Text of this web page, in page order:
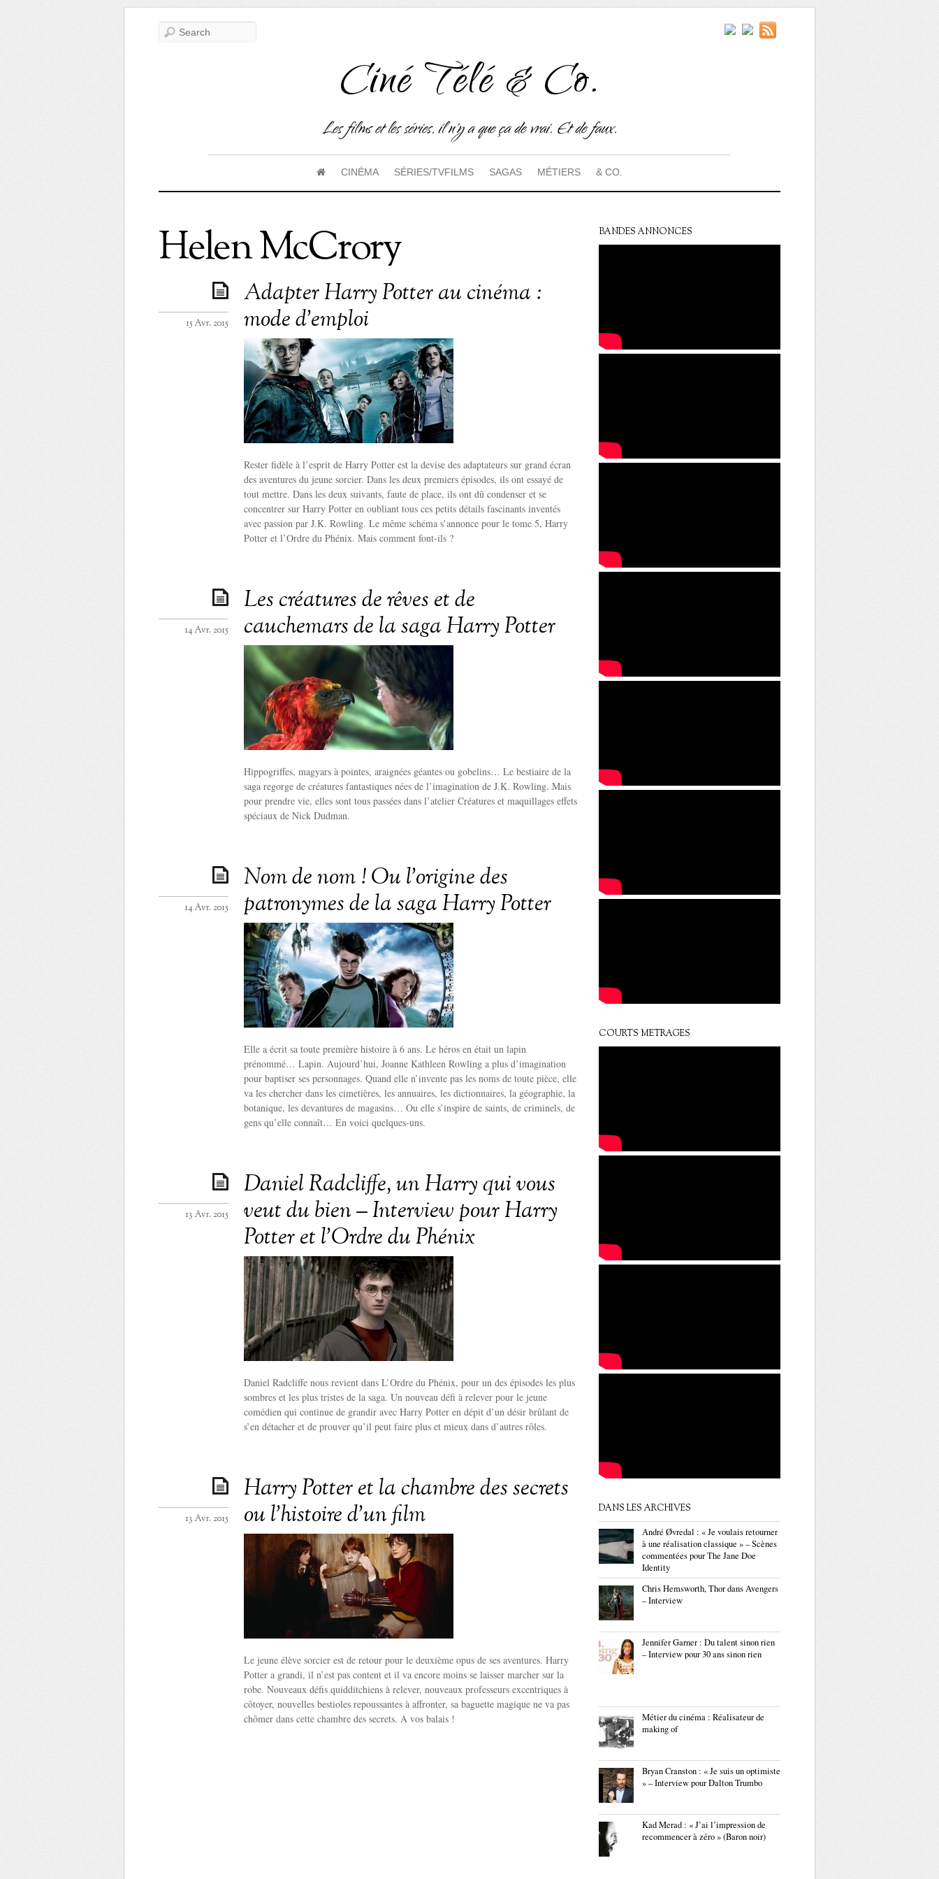
Ciné Télé & Co.
Les films et les séries, il n'y a que ça de vrai. Et de faux.
CINÉMA SÉRIES/TVFILMS SAGAS MÉTIERS & CO.
Helen McCrory
Adapter Harry Potter au cinéma :
mode d’emploi
15 Avr. 2015
Rester fidèle à l’esprit de Harry Potter est la devise des adaptateurs sur grand écran
des aventures du jeune sorcier. Dans les deux premiers épisodes, ils ont essayé de
tout mettre. Dans les deux suivants, faute de place, ils ont dû condenser et se
concentrer sur Harry Potter en oubliant tous ces petits détails fascinants inventés
avec passion par J.K. Rowling. Le même schéma s’annonce pour le tome 5, Harry
Potter et l’Ordre du Phénix. Mais comment font-ils ?
Les créatures de rêves et de
cauchemars de la saga Harry Potter
14 Avr. 2015
Hippogriffes, magyars à pointes, araignées géantes ou gobelins… Le bestiaire de la
saga regorge de créatures fantastiques nées de l’imagination de J.K. Rowling. Mais
pour prendre vie, elles sont tous passées dans l’atelier Créatures et maquillages effets
spéciaux de Nick Dudman.
Nom de nom ! Ou l’origine des
patronymes de la saga Harry Potter
14 Avr. 2015
Elle a écrit sa toute première histoire à 6 ans. Le héros en était un lapin
prénommé… Lapin. Aujourd’hui, Joanne Kathleen Rowling a plus d’imagination
pour baptiser ses personnages. Quand elle n’invente pas les noms de toute pièce, elle
va les chercher dans les cimetières, les annuaires, les dictionnaires, la géographie, la
botanique, les devantures de magasins… Ou elle s’inspire de saints, de criminels, de
gens qu’elle connaît… En voici quelques-uns.
Daniel Radcliffe, un Harry qui vous
veut du bien – Interview pour Harry
Potter et l’Ordre du Phénix
13 Avr. 2015
Daniel Radcliffe nous revient dans L’Ordre du Phénix, pour un des épisodes les plus
sombres et les plus tristes de la saga. Un nouveau défi à relever pour le jeune
comédien qui continue de grandir avec Harry Potter en dépit d’un désir brûlant de
s’en détacher et de prouver qu’il peut faire plus et mieux dans d’autres rôles.
Harry Potter et la chambre des secrets
ou l’histoire d’un film
13 Avr. 2015
Le jeune élève sorcier est de retour pour le deuxième opus de ses aventures. Harry
Potter a grandi, il n’est pas content et il va encore moins se laisser marcher sur la
robe. Nouveaux défis quidditchiens à relever, nouveaux professeurs excentriques à
côtoyer, nouvelles bestioles repoussantes à affronter, sa baguette magique ne va pas
chômer dans cette chambre des secrets. A vos balais !
BANDES ANNONCES
COURTS METRAGES
DANS LES ARCHIVES
André Øvredal : « Je voulais retourner
à une réalisation classique » – Scènes
commentées pour The Jane Doe
Identity
Chris Hemsworth, Thor dans Avengers
– Interview
Jennifer Garner : Du talent sinon rien
– Interview pour 30 ans sinon rien
Métier du cinéma : Réalisateur de
making of
Bryan Cranston : « Je suis un optimiste
» – Interview pour Dalton Trumbo
Kad Merad : « J’ai l’impression de
recommencer à zéro » (Baron noir)